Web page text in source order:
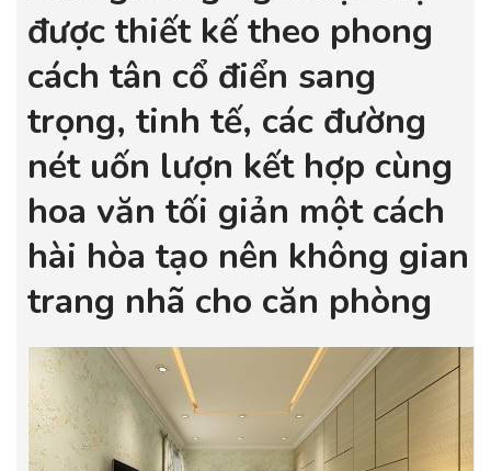
được thiết kế theo phong
cách tân cổ điển sang
trọng, tinh tế, các đường
nét uốn lượn kết hợp cùng
hoa văn tối giản một cách
hài hòa tạo nên không gian
trang nhã cho căn phòng